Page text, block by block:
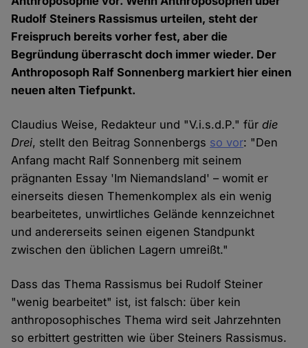
Rudolf Steiners Rassismus urteilen, steht der
Freispruch bereits vorher fest, aber die
Begründung überrascht doch immer wieder. Der
Anthroposoph Ralf Sonnenberg markiert hier einen
neuen alten Tiefpunkt.
Claudius Weise, Redakteur und "V.i.s.d.P." fürdie
Drei, stellt den Beitrag Sonnenbergs so vor: "Den
Anfang macht Ralf Sonnenberg mit seinem
prägnanten Essay 'Im Niemandsland' – womit er
einerseits diesen Themenkomplex als ein wenig
bearbeitetes, unwirtliches Gelände kennzeichnet
und andererseits seinen eigenen Standpunkt
zwischen den üblichen Lagern umreißt."
Dass das Thema Rassismus bei Rudolf Steiner
"wenig bearbeitet" ist, ist falsch: über kein
anthroposophisches Thema wird seit Jahrzehnten
so erbittert gestritten wie über Steiners Rassismus.